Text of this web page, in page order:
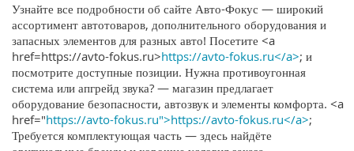
Узнайте все подробности об сайте Авто-Фокус — широкий
ассортимент автотоваров, дополнительного оборудования и
запасных элементов для разных авто! Посетите <a
href=https://avto-fokus.ru>https://avto-fokus.ru</a>; и
посмотрите доступные позиции. Нужна противоугонная
система или апгрейд звука? — магазин предлагает
оборудование безопасности, автозвук и элементы комфорта. <a
href="https://avto-fokus.ru">https://avto-fokus.ru</a>;
Требуется комплектующая часть — здесь найдёте